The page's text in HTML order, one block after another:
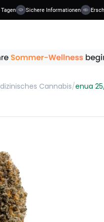
Sichere Informationen
Cannabis/enua